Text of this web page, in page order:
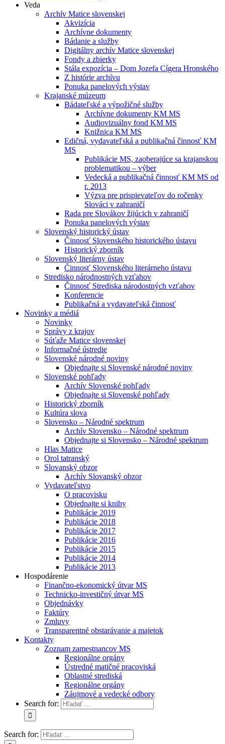
Veda
Archív Matice slovenskej
Akvizícia
Archívne dokumenty
Bádanie a služby
Digitálny archív Matice slovenskej
Fondy a zbierky
Stála expozícia – Dom Jozefa Cígera Hronského
Z histórie archívu
Ponuka panelových výstav
Krajanské múzeum
Bádateľské a výpožičné služby
Archívne dokumenty KM MS
Audiovizuálny fond KM MS
Knižnica KM MS
Edičná, vydavateľská a publikačná činnosť KM
MS
Publikácie MS, zaoberajúce sa krajanskou
problematikou – výber
Vedecká a publikačná činnosť KM MS od
r. 2013
Výzva pre prispievateľov do ročenky
Slováci v zahraničí
Rada pre Slovákov žijúcich v zahraničí
Ponuka panelových výstav
Slovenský historický ústav
Činnosť Slovenského historického ústavu
Historický zborník
Slovenský literárny ústav
Činnosť Slovenského literárneho ústavu
Stredisko národnostných vzťahov
Činnosť Strediska národostných vzťahov
Konferencie
Publikačná a vydavateľská činnosť
Novinky a médiá
Novinky
Správy z krajov
Súťaže Matice slovenskej
Informačné ústredie
Slovenské národné noviny
Objednajte si Slovenské národné noviny
Slovenské pohľady
Archív Slovenské pohľady
Objednajte si Slovenské pohľady
Historický zborník
Kultúra slova
Slovensko – Národné spektrum
Archív Slovensko – Národné spektrum
Objednajte si Slovensko – Národné spektrum
Hlas Matice
Orol tatranský
Slovanský obzor
Archív Slovanský obzor
Vydavateľstvo
O pracovisku
Objednajte si knihy
Publikácie 2019
Publikácie 2018
Publikácie 2017
Publikácie 2016
Publikácie 2015
Publikácie 2014
Publikácie 2013
Hospodárenie
Finančno-ekonomický útvar MS
Technicko-investičný útvar MS
Objednávky
Faktúry
Zmluvy
Transparentné obstarávanie a majetok
Kontakty
Zoznam zamestnancov MS
Regionálne orgány
Ústredné matičné pracoviská
Oblastné strediská
Regionálne orgány
Záujmové a vedecké odbory
Search for:
Search for: